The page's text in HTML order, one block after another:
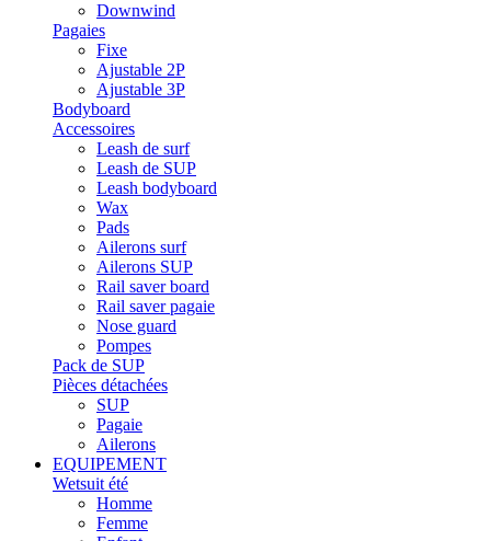
Downwind
Pagaies
Fixe
Ajustable 2P
Ajustable 3P
Bodyboard
Accessoires
Leash de surf
Leash de SUP
Leash bodyboard
Wax
Pads
Ailerons surf
Ailerons SUP
Rail saver board
Rail saver pagaie
Nose guard
Pompes
Pack de SUP
Pièces détachées
SUP
Pagaie
Ailerons
EQUIPEMENT
Wetsuit été
Homme
Femme